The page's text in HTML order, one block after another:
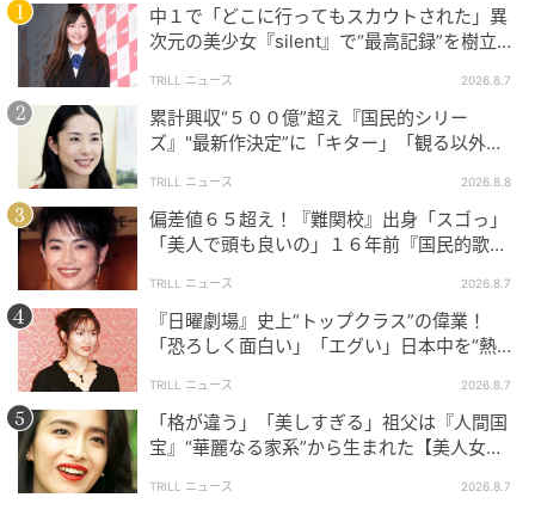
分の思いを抱えながら向き合うところです。喜久雄が
芸の道に人生を傾けていくなかで、春江は自分の感情
をぶつけすぎず、それでも相手から目をそらしませ
ん。その静かな視線によって、喜久雄が芸の道へ深く
入り込み、春江の日常から離れていくことが観客にも
伝わります。高畑さんは大きく泣き叫ぶ芝居ではな
く、抑えた表情の中に諦めや愛情をにじませ、作品全
体に深みを加えました。SNSでは 「高畑さんの演技の
底深さを感じた」「天才です」「説得力がすごかっ
た」といった感想が寄せられていました。
止まらない快進撃
高畑さんの最新情報として注目したいのは、2025年10
月10日公開の実写映画『
』で
中１で「どこに行ってもスカウトされた」異
次元の美少女『silent』で“最高記録”を樹立し
TRILL ニュース 2026.8.7
累計興収“５００億”超え『国民的シリー
ズ』"最新作決定”に「キター」「観る以外の
TRILL ニュース 2026.8.8
偏差値６５超え！『難関校』出身「スゴっ」
「美人で頭も良いの」１６年前『国民的歌
TRILL ニュース 2026.8.7
『日曜劇場』史上“トップクラス”の偉業！
「恐ろしく面白い」「エグい」日本中を“熱
TRILL ニュース 2026.8.7
「格が違う」「美しすぎる」祖父は『人間国
宝』“華麗なる家系”から生まれた【美人女
TRILL ニュース 2026.8.7